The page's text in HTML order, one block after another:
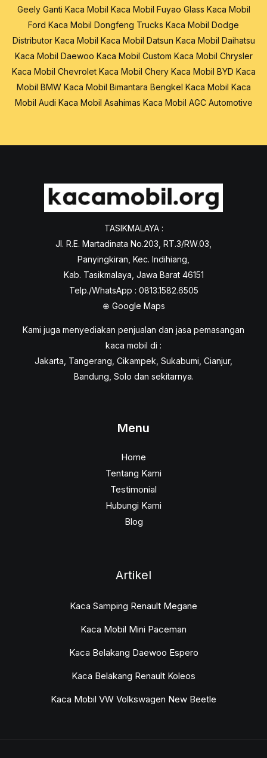
Geely Ganti Kaca Mobil Kaca Mobil Fuyao Glass Kaca Mobil
Ford Kaca Mobil Dongfeng Trucks Kaca Mobil Dodge
Distributor Kaca Mobil Kaca Mobil Datsun Kaca Mobil Daihatsu
Kaca Mobil Daewoo Kaca Mobil Custom Kaca Mobil Chrysler
Kaca Mobil Chevrolet Kaca Mobil Chery Kaca Mobil BYD Kaca
Mobil BMW Kaca Mobil Bimantara Bengkel Kaca Mobil Kaca
Mobil Audi Kaca Mobil Asahimas Kaca Mobil AGC Automotive
TASIKMALAYA :
Jl. R.E. Martadinata No.203, RT.3/RW.03,
Panyingkiran, Kec. Indihiang,
Kab. Tasikmalaya, Jawa Barat 46151
Telp./WhatsApp : 0813.1582.6505
⊕ Google Maps
Kami juga menyediakan penjualan dan jasa pemasangan
kaca mobil di :
Jakarta, Tangerang, Cikampek, Sukabumi, Cianjur,
Bandung, Solo dan sekitarnya.
Menu
Home
Tentang Kami
Testimonial
Hubungi Kami
Blog
Artikel
Kaca Samping Renault Megane
Kaca Mobil Mini Paceman
Kaca Belakang Daewoo Espero
Kaca Belakang Renault Koleos
Kaca Mobil VW Volkswagen New Beetle